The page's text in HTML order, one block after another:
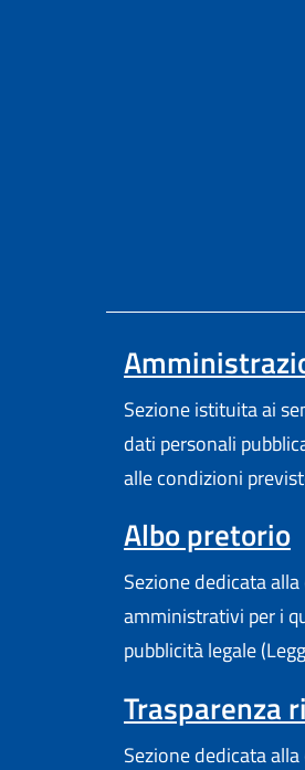
Sezione istituita ai
dati personali
alle condizioni
Albo pretorio
Sezione dedicata
amministrativi per i
pubblicità legale
Trasparenza
Sezione dedicata